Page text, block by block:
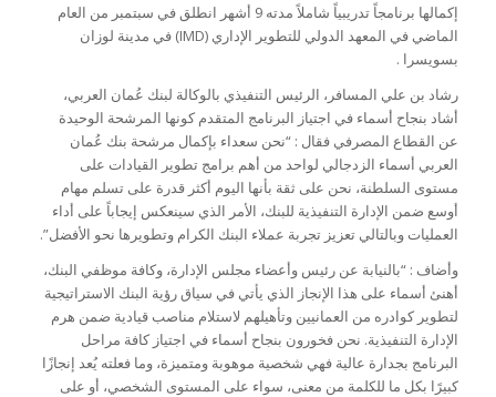
إكمالها برنامجاً تدريبياً شاملاً مدته 9 أشهر انطلق في سبتمبر من العام
الماضي في المعهد الدولي للتطوير الإداري (IMD) في مدينة لوزان
بسويسرا .
رشاد بن علي المسافر، الرئيس التنفيذي بالوكالة لبنك عُمان العربي،
أشاد بنجاح أسماء في اجتياز البرنامج المتقدم كونها المرشحة الوحيدة
عن القطاع المصرفي فقال : “نحن سعداء بإكمال مرشحة بنك عُمان
العربي أسماء الزدجالي لواحد من أهم برامج تطوير القيادات على
مستوى السلطنة، نحن على ثقة بأنها اليوم أكثر قدرة على تسلم مهام
أوسع ضمن الإدارة التنفيذية للبنك، الأمر الذي سينعكس إيجاباً على أداء
العمليات وبالتالي تعزيز تجربة عملاء البنك الكرام وتطويرها نحو الأفضل”.
وأضاف : “بالنيابة عن رئيس وأعضاء مجلس الإدارة، وكافة موظفي البنك،
أهنئ أسماء على هذا الإنجاز الذي يأتي في سياق رؤية البنك الاستراتيجية
لتطوير كوادره من العمانيين وتأهيلهم لاستلام مناصب قيادية ضمن هرم
الإدارة التنفيذية. نحن فخورون بنجاح أسماء في اجتياز كافة مراحل
البرنامج بجدارة عالية فهي شخصية موهوبة ومتميزة، وما فعلته يُعد إنجازًا
كبيرًا بكل ما للكلمة من معنى، سواء على المستوى الشخصي، أو على